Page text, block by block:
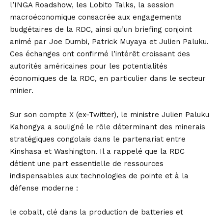
l’INGA Roadshow, les Lobito Talks, la session
macroéconomique consacrée aux engagements
budgétaires de la RDC, ainsi qu’un briefing conjoint
animé par Joe Dumbi, Patrick Muyaya et Julien Paluku.
Ces échanges ont confirmé l’intérêt croissant des
autorités américaines pour les potentialités
économiques de la RDC, en particulier dans le secteur
minier.
Sur son compte X (ex-Twitter), le ministre Julien Paluku
Kahongya a souligné le rôle déterminant des minerais
stratégiques congolais dans le partenariat entre
Kinshasa et Washington. Il a rappelé que la RDC
détient une part essentielle de ressources
indispensables aux technologies de pointe et à la
défense moderne :
le cobalt, clé dans la production de batteries et